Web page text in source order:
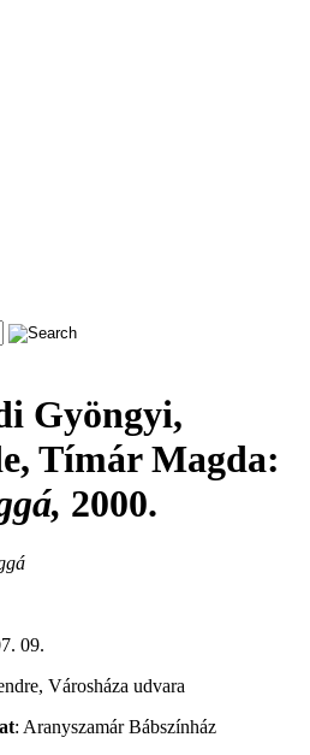
Gyöngyi,
Tímár Magda:
2000.
09.
Városháza udvara
: Aranyszamár Bábszínház